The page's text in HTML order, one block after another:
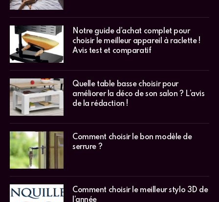
Notre guide d’achat complet pour
choisir le meilleur appareil à raclette !
Avis test et comparatif
Quelle table basse choisir pour
améliorer la déco de son salon ? L’avis
de la rédaction !
Comment choisir le bon modèle de
serrure ?
Comment choisir le meilleur stylo 3D de
l’année